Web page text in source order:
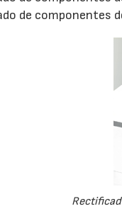
de componentes